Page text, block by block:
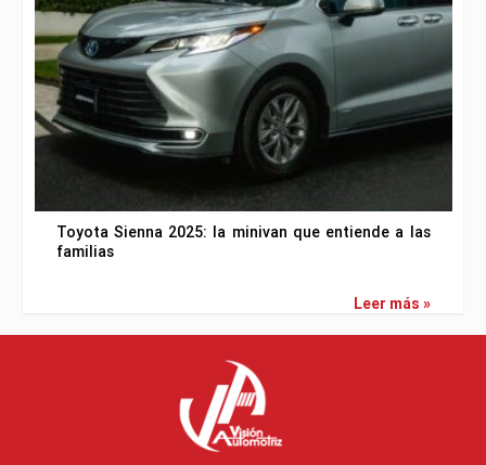
Toyota Sienna 2025: la minivan que entiende a las
familias
Leer más »